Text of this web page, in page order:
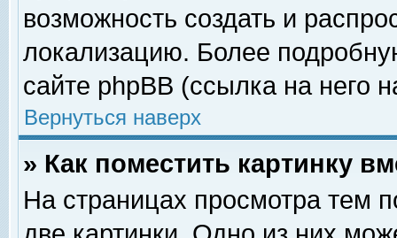
возможность создать и
локализацию. Более
сайте phpBB (ссылка на него
Вернуться наверх
» Как поместить картинку
На страницах просмотра тем